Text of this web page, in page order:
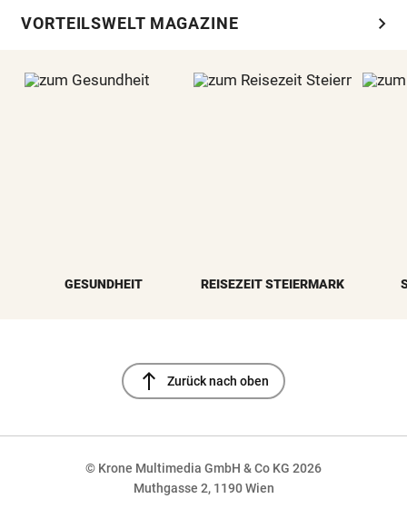
VORTEILSWELT MAGAZINE chevron_right
GESUNDHEIT REISEZEIT STEIERMARK
north Zurück nach oben
© Krone Multimedia GmbH & Co KG 2026
Muthgasse 2, 1190 Wien